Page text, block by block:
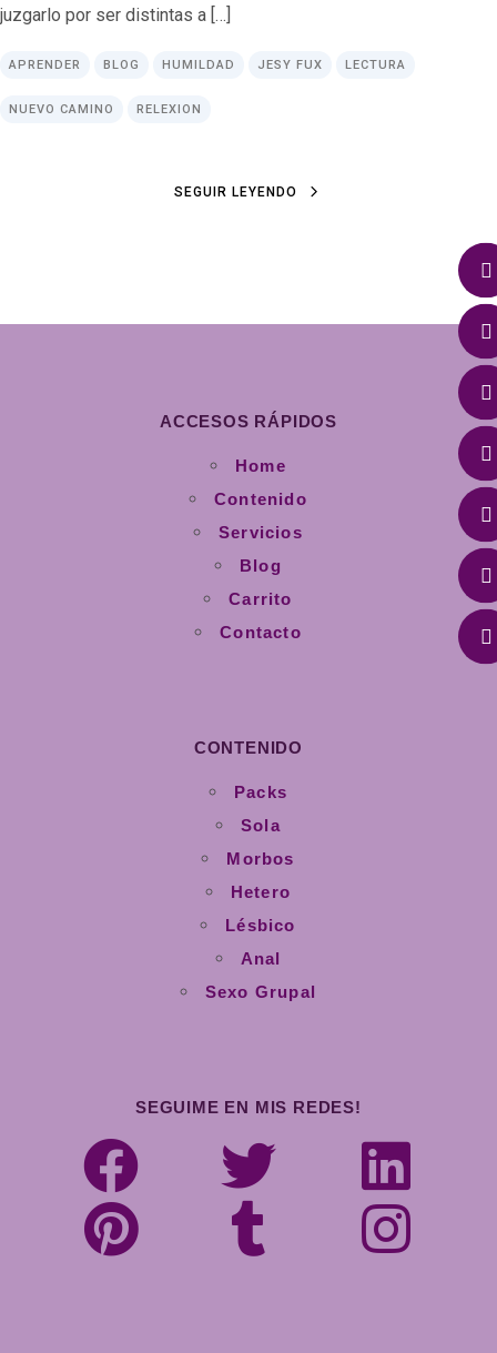
juzgarlo por ser distintas a […]
APRENDER BLOG HUMILDAD JESY FUX LECTURA
NUEVO CAMINO RELEXION
SEGUIR LEYENDO
ACCESOS RÁPIDOS
Home
Contenido
Servicios
Blog
Carrito
Contacto
CONTENIDO
Packs
Sola
Morbos
Hetero
Lésbico
Anal
Sexo Grupal
SEGUIME EN MIS REDES!